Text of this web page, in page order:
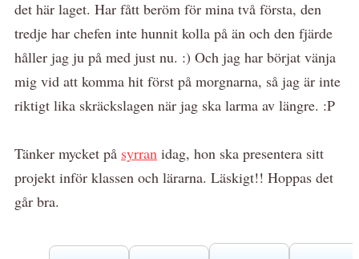
det här laget. Har fått beröm för mina två första, den
tredje har chefen inte hunnit kolla på än och den fjärde
håller jag ju på med just nu. :) Och jag har börjat vänja
mig vid att komma hit först på morgnarna, så jag är inte
riktigt lika skräckslagen när jag ska larma av längre. :P
Tänker mycket på syrran idag, hon ska presentera sitt
projekt inför klassen och lärarna. Läskigt!! Hoppas det
går bra.